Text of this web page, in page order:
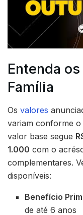
Entenda
Família
Os valores
variam conforme o
valor base segue
1.000 com o
complementares.
disponíveis:
Benefício
de até 6 anos